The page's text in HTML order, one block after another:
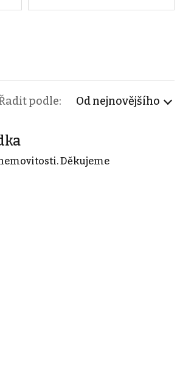
podle: Od nejnovějšího
Děkujeme